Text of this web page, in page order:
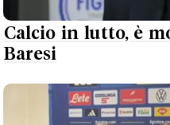
Calcio in lutto, è
Baresi